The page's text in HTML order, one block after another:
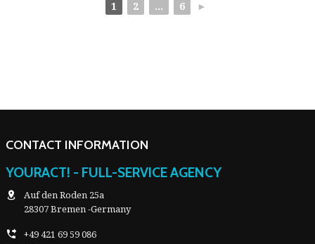
1 2 ... 6 ►
CONTACT INFORMATION
YOURACT! - FULL-SERVICE AGENCY
Auf den Roden 25a
28307 Bremen -Germany
+49 421 69 59 086